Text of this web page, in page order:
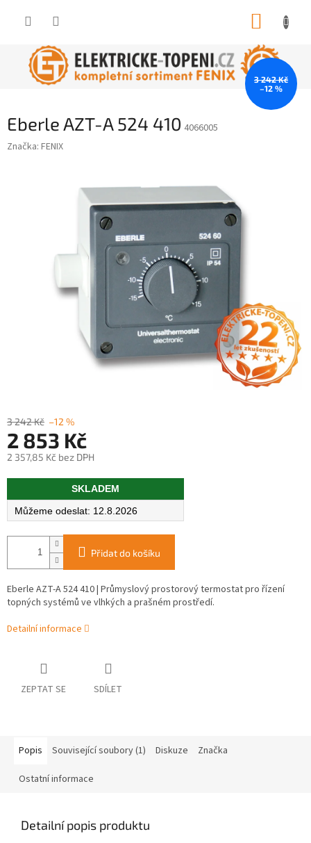
Eberle AZT-A 524 410 4066005
Značka: FENIX
3 242 Kč
–12 %
3 242 Kč –12 %
2 853 Kč
2 357,85 Kč bez DPH
Měrná
SKLADEM
12.8.2026
Přidat do košíku
Eberle AZT-A 524 410 | Průmyslový prostorový termostat pro řízení
topných systémů ve vlhkých a prašném prostředí.
Detailní informace
ZEPTAT SE SDÍLET
Popis Související soubory (1) Diskuze Značka
Ostatní informace
Detailní popis produktu